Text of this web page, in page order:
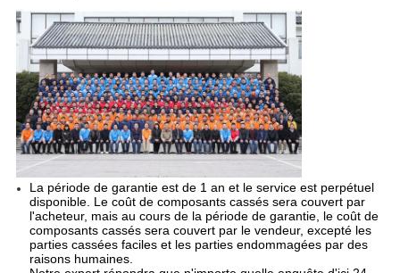
La période de garantie est de 1 an et le service est perpétuel
disponible. Le coût de composants cassés sera couvert par
l'acheteur, mais au cours de la période de garantie, le coût de
composants cassés sera couvert par le vendeur, excepté les
parties cassées faciles et les parties endommagées par des
raisons humaines.